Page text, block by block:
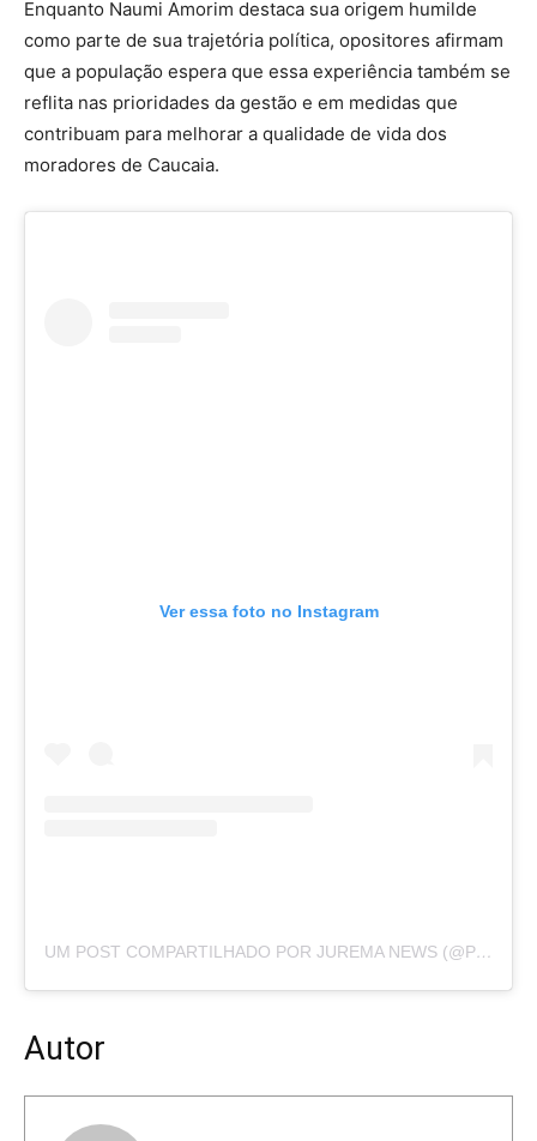
Enquanto Naumi Amorim destaca sua origem humilde
como parte de sua trajetória política, opositores afirmam
que a população espera que essa experiência também se
reflita nas prioridades da gestão e em medidas que
contribuam para melhorar a qualidade de vida dos
moradores de Caucaia.
Ver essa foto no Instagram
UM POST COMPARTILHADO POR JUREMA NEWS (@PORTALJUREMANEWS)
Autor